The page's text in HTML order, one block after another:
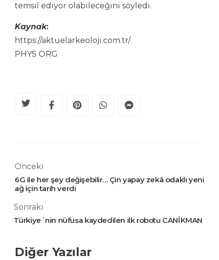
temsil ediyor olabileceğini söyledi.
Kaynak:
https://aktuelarkeoloji.com.tr/
PHYS ORG
Önceki
6G ile her şey değişebilir… Çin yapay zekâ odaklı yeni
ağ için tarih verdi
Sonraki
Türkiye´nin nüfusa kaydedilen ilk robotu CANİKMAN
Diğer Yazılar